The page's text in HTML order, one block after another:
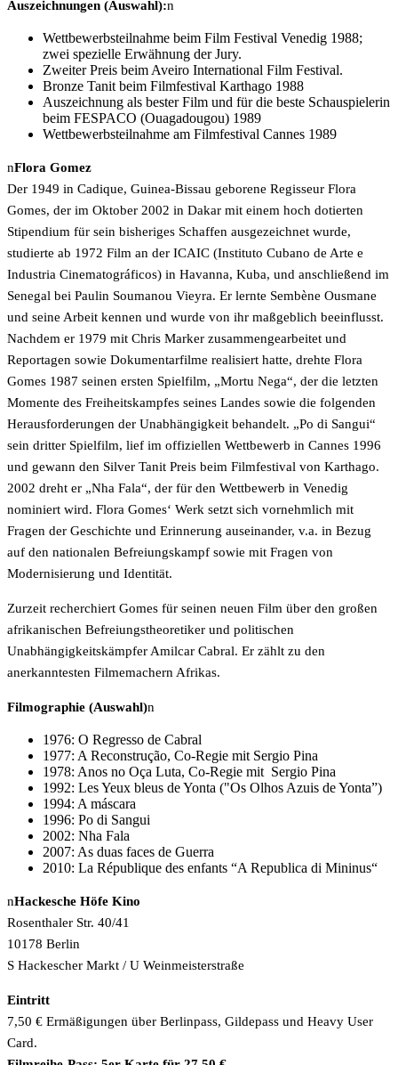
Auszeichnungen (Auswahl):n
Wettbewerbsteilnahme beim Film Festival Venedig 1988;
zwei spezielle Erwähnung der Jury.
Zweiter Preis beim Aveiro International Film Festival.
Bronze Tanit beim Filmfestival Karthago 1988
Auszeichnung als bester Film und für die beste Schauspielerin
beim FESPACO (Ouagadougou) 1989
Wettbewerbsteilnahme am Filmfestival Cannes 1989
nFlora Gomez
Der 1949 in Cadique, Guinea-Bissau geborene Regisseur Flora
Gomes, der im Oktober 2002 in Dakar mit einem hoch dotierten
Stipendium für sein bisheriges Schaffen ausgezeichnet wurde,
studierte ab 1972 Film an der ICAIC (Instituto Cubano de Arte e
Industria Cinematográficos) in Havanna, Kuba, und anschließend im
Senegal bei Paulin Soumanou Vieyra. Er lernte Sembène Ousmane
und seine Arbeit kennen und wurde von ihr maßgeblich beeinflusst.
Nachdem er 1979 mit Chris Marker zusammengearbeitet und
Reportagen sowie Dokumentarfilme realisiert hatte, drehte Flora
Gomes 1987 seinen ersten Spielfilm, „Mortu Nega“, der die letzten
Momente des Freiheitskampfes seines Landes sowie die folgenden
Herausforderungen der Unabhängigkeit behandelt. „Po di Sangui“
sein dritter Spielfilm, lief im offiziellen Wettbewerb in Cannes 1996
und gewann den Silver Tanit Preis beim Filmfestival von Karthago.
2002 dreht er „Nha Fala“, der für den Wettbewerb in Venedig
nominiert wird. Flora Gomes‘ Werk setzt sich vornehmlich mit
Fragen der Geschichte und Erinnerung auseinander, v.a. in Bezug
auf den nationalen Befreiungskampf sowie mit Fragen von
Modernisierung und Identität.
Zurzeit recherchiert Gomes für seinen neuen Film über den großen
afrikanischen Befreiungstheoretiker und politischen
Unabhängigkeitskämpfer Amilcar Cabral. Er zählt zu den
anerkanntesten Filmemachern Afrikas.
Filmographie (Auswahl)n
1976: O Regresso de Cabral
1977: A Reconstrução, Co-Regie mit Sergio Pina
1978: Anos no Oça Luta, Co-Regie mit Sergio Pina
1992: Les Yeux bleus de Yonta ("Os Olhos Azuis de Yonta”)
1994: A máscara
1996: Po di Sangui
2002: Nha Fala
2007: As duas faces de Guerra
2010: La République des enfants “A Republica di Mininus“
nHackesche Höfe Kino
Rosenthaler Str. 40/41
10178 Berlin
S Hackescher Markt / U Weinmeisterstraße
Eintritt
7,50 € Ermäßigungen über Berlinpass, Gildepass und Heavy User
Card.